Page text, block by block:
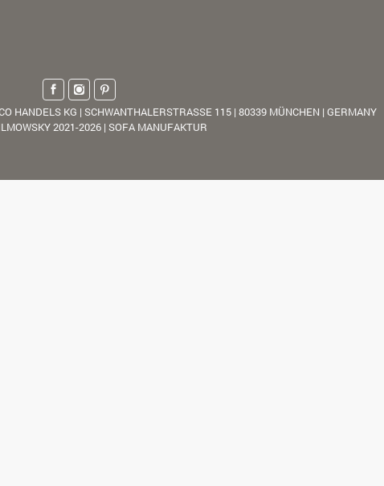
HANDELS KG | SCHWANTHALERSTRASSE 115 | 80339 MÜNCHEN | GERMANY
2021-2026 | SOFA MANUFAKTUR